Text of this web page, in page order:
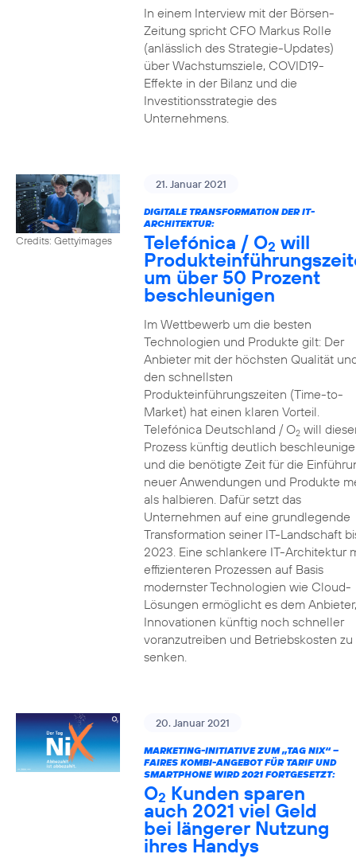
In einem Interview mit der Börsen-
Zeitung spricht CFO Markus Rolle
(anlässlich des Strategie-Updates)
über Wachstumsziele, COVID19-
Effekte in der Bilanz und die
Investitionsstrategie des
Unternehmens.
Credits: Gettyimages
21. Januar 2021
DIGITALE TRANSFORMATION DER IT-
ARCHITEKTUR:
Telefónica / O2 will
um über 50 Prozent
beschleunigen
Im Wettbewerb um die besten
Technologien und Produkte gilt: Der
Anbieter mit der höchsten Qualität
den schnellsten
Produkteinführungszeiten (Time-to-
Market) hat einen klaren Vorteil.
Telefónica Deutschland / O2will
Prozess künftig deutlich
und die benötigte Zeit für die
neuer Anwendungen und Produkte
als halbieren. Dafür setzt das
Unternehmen auf eine grundlegende
Transformation seiner IT-Landschaft
2023. Eine schlankere IT-Architektur
effizienteren Prozessen auf Basis
modernster Technologien wie Cloud-
Lösungen ermöglicht es dem Anbieter,
Innovationen künftig noch schneller
voranzutreiben und Betriebskosten zu
senken.
20. Januar 2021
MARKETING-INITIATIVE ZUM „TAG NIX“ –
FAIRES KOMBI-ANGEBOT FÜR TARIF UND
SMARTPHONE WIRD 2021 FORTGESETZT:
O2 Kunden sparen
auch 2021 viel Geld
bei längerer Nutzung
ihres Handys